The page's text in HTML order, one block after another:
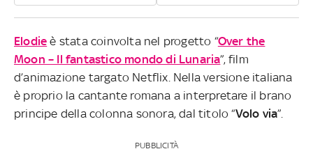
Elodie è stata coinvolta nel progetto “Over the
Moon – Il fantastico mondo di Lunaria”, film
d’animazione targato Netflix. Nella versione italiana
è proprio la cantante romana a interpretare il brano
principe della colonna sonora, dal titolo “Volo via”.
PUBBLICITÀ